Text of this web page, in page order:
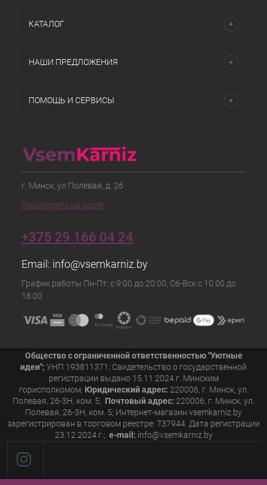
КАТАЛОГ
НАШИ ПРЕДЛОЖЕНИЯ
ПОМОЩЬ И СЕРВИСЫ
г. Минск, ул Полевая, д. 26
Посмотреть на карте
+375 29 166 04 24
Email: info@vsemkarniz.by
График работы Пн-Пт: с 9:00 до 20:00, Сб-Вск с 10.00 до
18.00
Общество с ограниченной ответственностью "Уютные
идеи"; УНП 193811371; Свидетельство о государственной
регистрации выдано 15.11.2024 г. Минским
горисполкомом; Юридический адрес: 220006, г. Минск, ул.
Полевая, 26-3Н, ком. 5; Почтовый адрес: 220006, г. Минск, ул.
Полевая, 26-3Н, ком. 5; Интернет-магазин vsemkarniz.by
зарегистрирован в торговом реестре: 737944. Дата регистрации
23.12.2024 г.; e-mail: info@vsemkarniz.by